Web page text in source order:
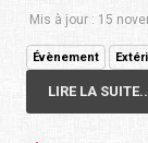
Mis à jour : 15
Évènement
LIRE LA